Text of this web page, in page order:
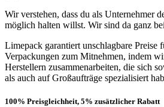
Wir verstehen, dass du als Unternehmer
möglich halten willst. Wir sind da ganz
Limepack garantiert unschlagbare
Verpackungen zum Mitnehmen, indem
Herstellern zusammenarbeiten, die sich
als auch auf Großaufträge spezialisiert
100% Preisgleichheit, 5% zusätzlicher Rabatt